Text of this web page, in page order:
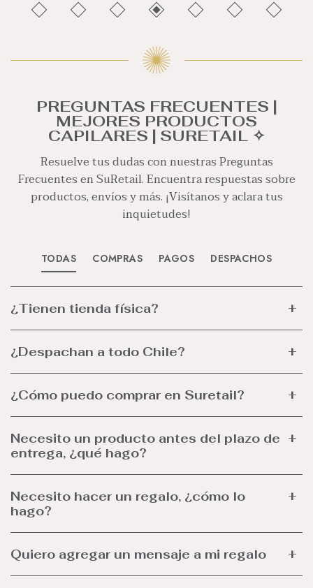
PREGUNTAS FRECUENTES |
MEJORES PRODUCTOS
CAPILARES | SURETAIL ✧
Resuelve tus dudas con nuestras Preguntas
Frecuentes en SuRetail. Encuentra respuestas sobre
productos, envíos y más. ¡Visítanos y aclara tus
inquietudes!
TODAS COMPRAS PAGOS DESPACHOS
¿Tienen tienda física?
¿Despachan a todo Chile?
¿Cómo puedo comprar en Suretail?
Necesito un producto antes del plazo de
entrega, ¿qué hago?
Necesito hacer un regalo, ¿cómo lo
hago?
Quiero agregar un mensaje a mi regalo